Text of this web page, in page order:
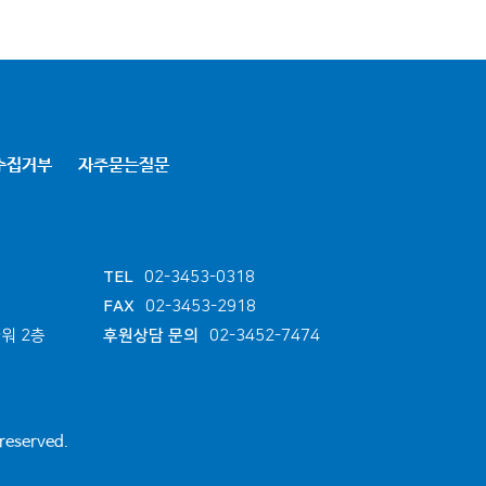
집거부 자주묻는질문
2층
TEL
02-3453-0318
FAX
02-3453-2918
후원상담 문의
02-3452-7474